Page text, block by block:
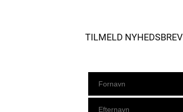
TILMELD NYHEDSBREV